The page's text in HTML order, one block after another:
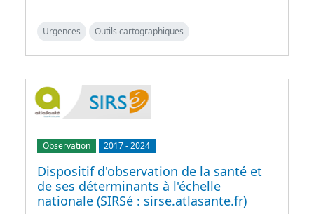
Urgences Outils cartographiques
Observation 2017-2024
Dispositif d'observation de la santé et
de ses déterminants à l'échelle
nationale (SIRSé : sirse.atlasante.fr)